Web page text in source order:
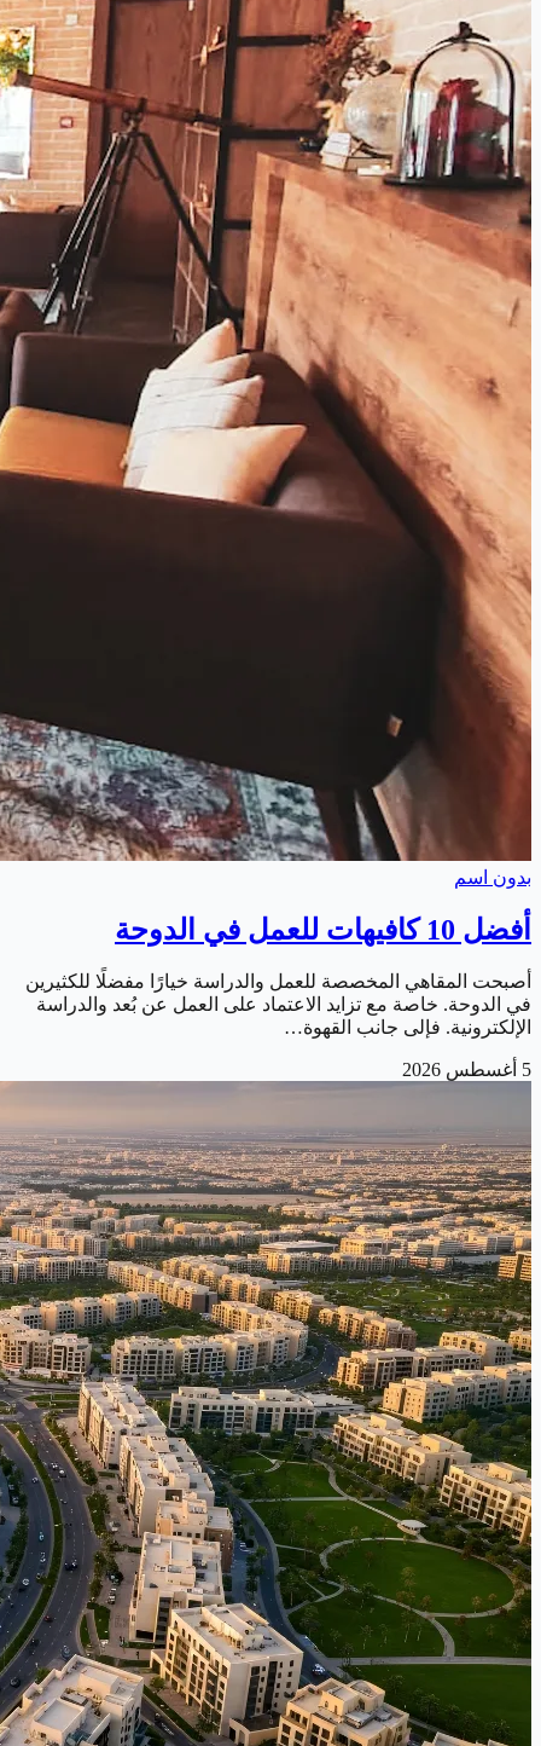
بدون اسم
أفضل 10 كافيهات للعمل في الدوحة
أصبحت المقاهي المخصصة للعمل والدراسة خيارًا مفضلًا للكثيرين
في الدوحة. خاصة مع تزايد الاعتماد على العمل عن بُعد والدراسة
الإلكترونية. فإلى جانب القهوة…
5 أغسطس 2026